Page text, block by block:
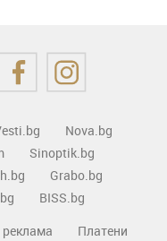
Nova.bg
Sinoptik.bg
Grabo.bg
BISS.bg
реклама
Платени